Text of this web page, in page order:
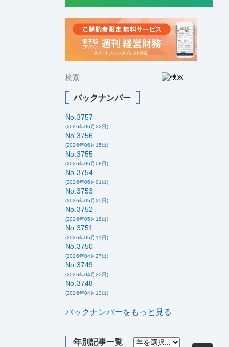
バックナンバー
No.3757
(2026年06月22日)
No.3756
(2026年06月15日)
No.3755
(2026年06月08日)
No.3754
(2026年06月01日)
No.3753
(2026年05月25日)
No.3752
(2026年05月18日)
No.3751
(2026年05月11日)
No.3750
(2026年04月27日)
No.3749
(2026年04月20日)
No.3748
(2026年04月13日)
バックナンバーをもっと見る
年別記事一覧